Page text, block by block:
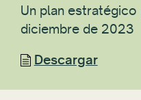
Un plan estratégico
diciembre de 2023
Descargar